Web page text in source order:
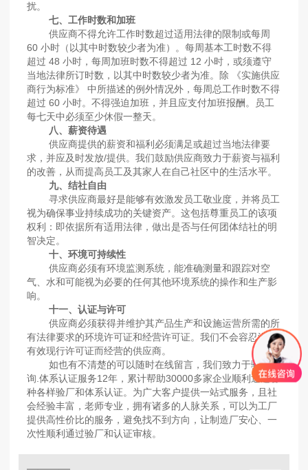
扰。
七、工作时数和加班
供应商不得允许工作时数超过适用法律的限制或每周
60 小时（以其中时数较少者为准）。每周基本工时数不得
超过 48 小时，每周加班时数不得超过 12 小时，或须遵守
当地法律所订时数，以其中时数较少者为准。除 《实施供应
商行为标准》 中所描述的例外情况外，每周总工作时数不得
超过 60 小时。不得强迫加班，并且应支付加班报酬。员工
每七天中必须至少休假一整天。
八、薪资待遇
供应商提供的薪资和福利必须满足或超过当地法律要
求，并应及时发放/提供。我们鼓励供应商致力于薪资与福利
的改善，从而提高员工及其家人在自己社区中的生活水平。
九、结社自由
寻求供应商最好是能够有效激发员工敬业度，并将员工
视为确保事业持续成功的关键资产。这包括尊重员工的该项
权利：即依据所有适用法律，做出是否与任何团体结社的明
智决定。
十、环境可持续性
供应商必须有环境监测系统，能准确测量和跟踪对空
气、水和可能视为必要的任何其他环境系统的操作和生产影
响。
十一、认证与许可
供应商必须获得并维护其产品生产和设施运营所需的所
有法律要求的环境许可证和经营许可证。我们不会容忍没有
有效现行许可证而经营的供应商。
如也有不清楚的可以随时在线留言，我们致力于验厂咨
询.体系认证服务12年，累计帮助30000多家企业顺利通过各
种各样验厂和体系认证。为广大客户提供一站式服务，且社
会经验丰富，老师专业，拥有诸多的人脉关系，可以为工厂
提供高性价比的服务，避免找不到方向，让制造厂安心、一
次性顺利通过验厂和认证审核。